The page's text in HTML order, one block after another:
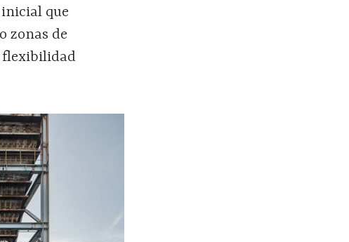
que
zonas de
flexibilidad